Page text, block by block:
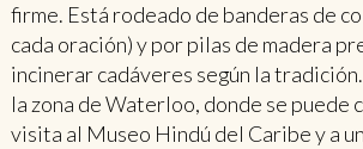
firme. Está rodeado de banderas de
cada oración) y por pilas de madera
incinerar cadáveres según la
la zona de Waterloo, donde se puede
visita al Museo Hindú del Caribe y a